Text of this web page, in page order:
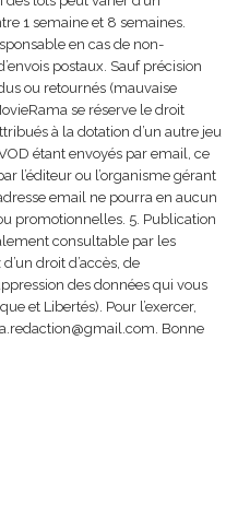
1 semaine et 8 semaines.
en cas de non-
postaux. Sauf précision
ou retournés (mauvaise
se réserve le droit
à la dotation d’un autre jeu
étant envoyés par email, ce
l’éditeur ou l’organisme gérant
email ne pourra en aucun
promotionnelles. 5. Publication
consultable par les
droit d’accès, de
des données qui vous
et Libertés). Pour l’exercer,
Bonne